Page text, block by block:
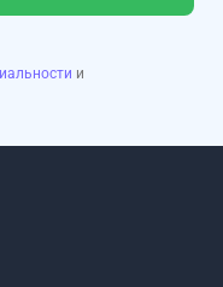
и